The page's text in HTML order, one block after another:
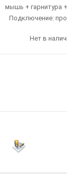
мышь + гарнитура
Подключение:
Нет в